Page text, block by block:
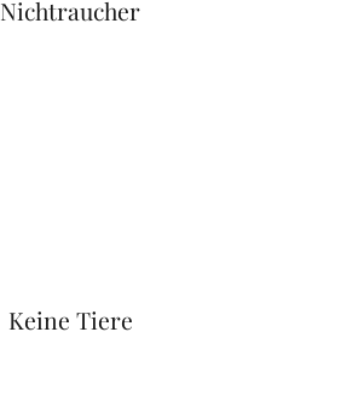
Nichtraucher
Keine Tiere